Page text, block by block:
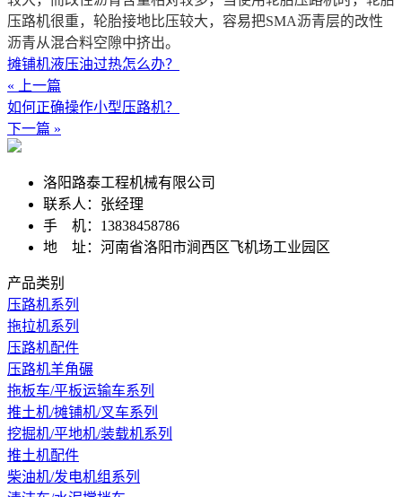
压路机很重，轮胎接地比压较大，容易把SMA沥青层的改性
沥青从混合料空隙中挤出。
摊铺机液压油过热怎么办？
« 上一篇
如何正确操作小型压路机？
下一篇 »
洛阳路泰工程机械有限公司
联系人：张经理
手 机：13838458786
地 址：河南省洛阳市涧西区飞机场工业园区
产品类别
压路机系列
拖拉机系列
压路机配件
压路机羊角碾
拖板车/平板运输车系列
推土机/摊铺机/叉车系列
挖掘机/平地机/装载机系列
推土机配件
柴油机/发电机组系列